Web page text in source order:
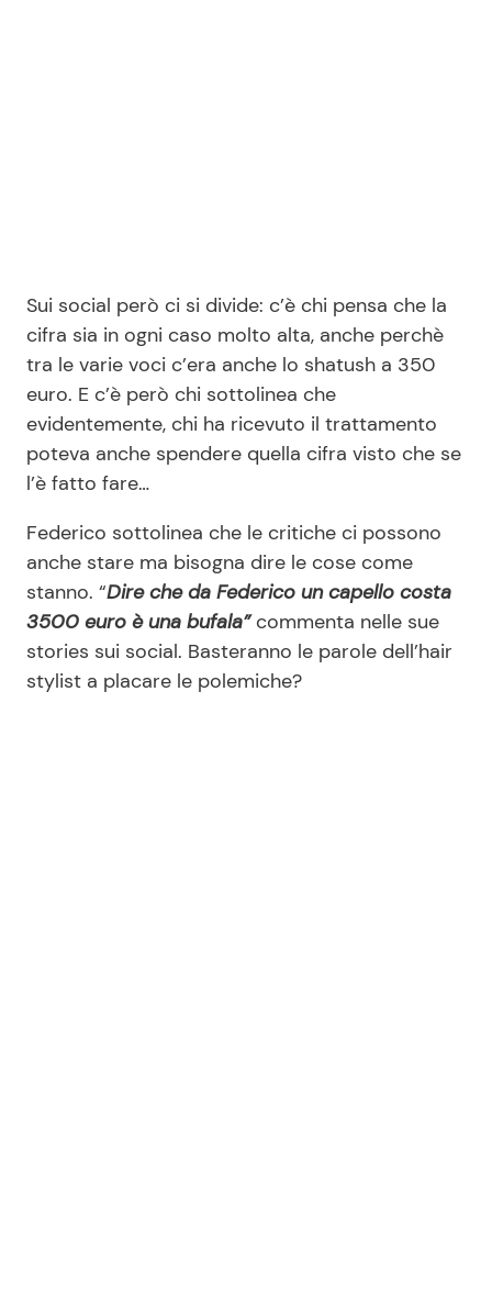
Sui social però ci si divide: c’è chi pensa che la
cifra sia in ogni caso molto alta, anche perchè
tra le varie voci c’era anche lo shatush a 350
euro. E c’è però chi sottolinea che
evidentemente, chi ha ricevuto il trattamento
poteva anche spendere quella cifra visto che se
l’è fatto fare…
Federico sottolinea che le critiche ci possono
anche stare ma bisogna dire le cose come
stanno. “Dire che da Federico un capello costa
3500 euro è una bufala”commenta nelle sue
stories sui social. Basteranno le parole dell’hair
stylist a placare le polemiche?